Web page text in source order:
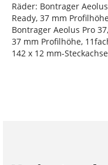
Räder: Bontrager
Ready, 37 mm
Bontrager Aeolus Pro
37 mm Profilhöhe,
142 x 12 mm-Steckachse